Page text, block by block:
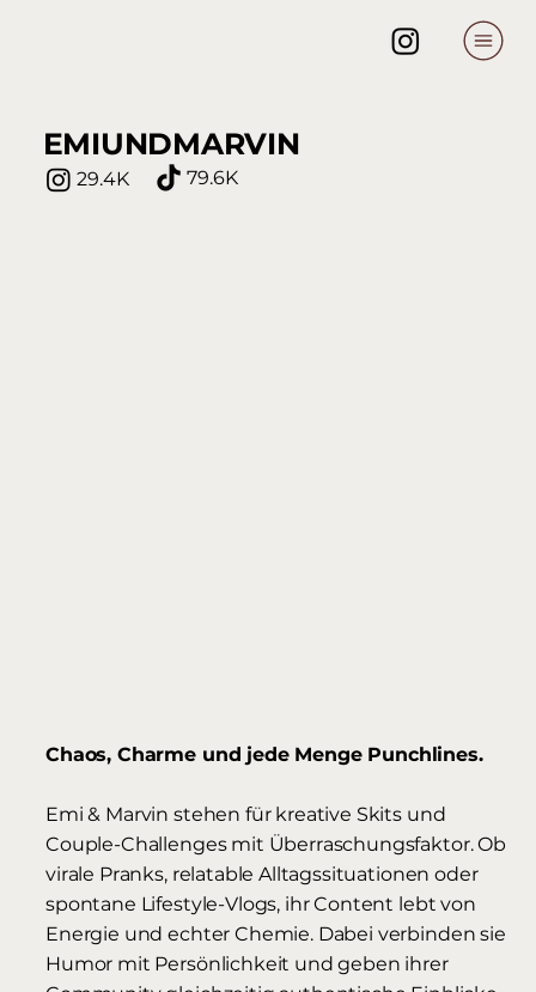
EMIUNDMARVIN
29.4K 79.6K
Chaos, Charme und jede Menge Punchlines.
Emi & Marvin stehen für kreative Skits und
Couple-Challenges mit Überraschungsfaktor. Ob
virale Pranks, relatable Alltagssituationen oder
spontane Lifestyle-Vlogs, ihr Content lebt von
Energie und echter Chemie. Dabei verbinden sie
Humor mit Persönlichkeit und geben ihrer